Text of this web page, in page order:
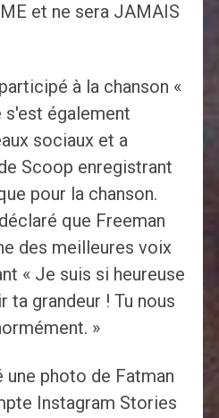
et ne sera JAMAIS
à la chanson «
s'est également
sociaux et a
Scoop enregistrant
pour la chanson.
que Freeman
des meilleures voix
« Je suis si heureuse
ta grandeur ! Tu nous
»
photo de Fatman
Instagram Stories